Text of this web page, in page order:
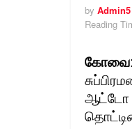
by Admin5
Reading
கோவை
ஆட்டோ